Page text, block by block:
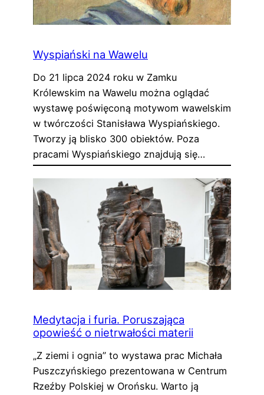
Wyspiański na Wawelu
Do 21 lipca 2024 roku w Zamku
Królewskim na Wawelu można oglądać
wystawę poświęconą motywom wawelskim
w twórczości Stanisława Wyspiańskiego.
Tworzy ją blisko 300 obiektów. Poza
pracami Wyspiańskiego znajdują się…
Medytacja i furia. Poruszająca
opowieść o nietrwałości materii
„Z ziemi i ognia” to wystawa prac Michała
Puszczyńskiego prezentowana w Centrum
Rzeźby Polskiej w Orońsku. Warto ją